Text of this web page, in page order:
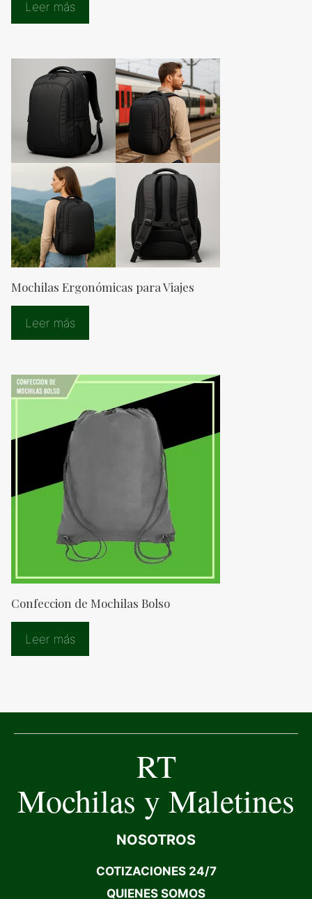
Leer más
Mochilas Ergonómicas para Viajes
Leer más
Confeccion de Mochilas Bolso
Leer más
RT
Mochilas y Maletines
NOSOTROS
COTIZACIONES 24/7
QUIENES SOMOS